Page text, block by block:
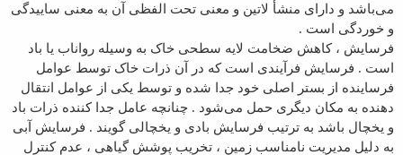
و
ض
و
ع
می‌باشد و دارای منشأ لاتین و معنی تحت الفظی آن به معنی ساییدگی
و خوردگی است .
فرسایش ، کاهش ضخامت لایه سطحی خاک به وسیله رواناب یا باد
است . فرسایش فرآیندی است که در آن ذرات خاک توسط عوامل
فرساینده از بستر اصلی خود جدا شده و توسط یکی از عوامل انتقال
دهنده به مکان دیگری حمل می‌شود . چنانچه عامل جدا کننده ذرات باد
و یخچال باشد به ترتیب فرسایش بادی و یخچالی گویند . فرسایش آبی
به دلیل مدیریت نامناسب زمین ، تخریب پوشش گیاهی ، عدم کنترل